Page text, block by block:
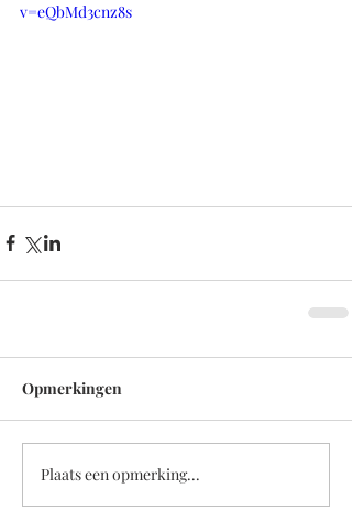
v=eQbMd3cnz8s
Opmerkingen
Plaats een opmerking...